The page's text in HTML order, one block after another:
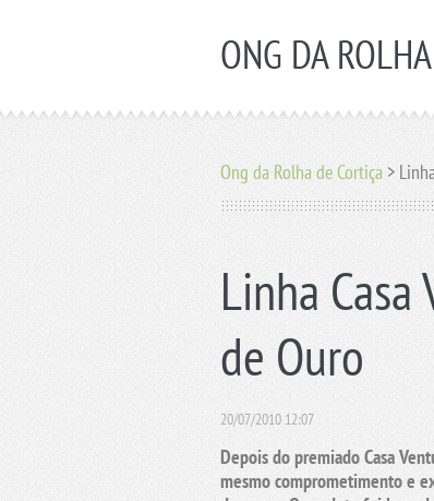
ONG DA ROLHA
Ong da Rolha de Cortiça >
Linha
20/07/2010 12:07
Depois do premiado Casa
mesmo comprometimento e